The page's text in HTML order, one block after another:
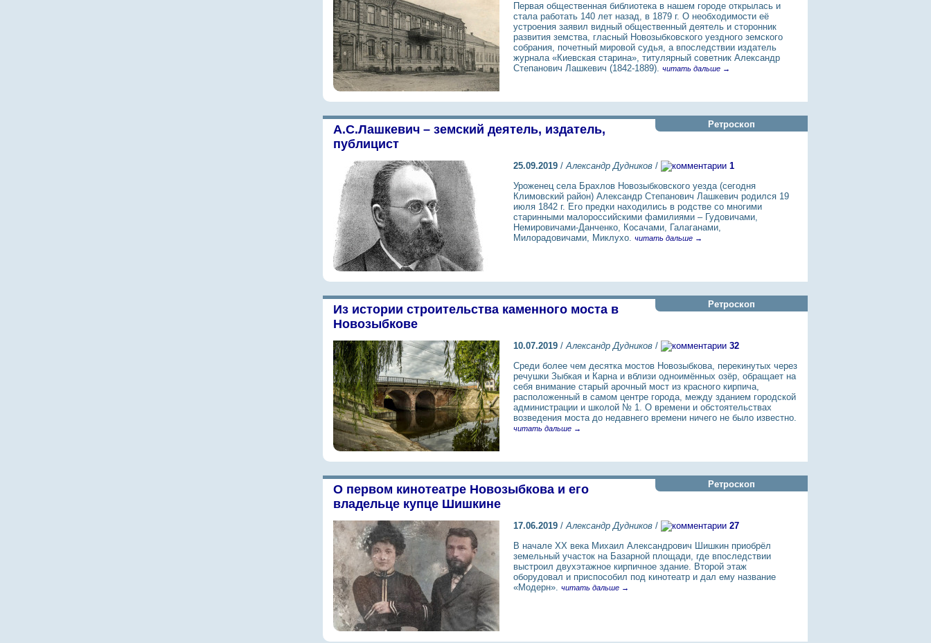
Первая общественная библиотека в нашем городе открылась и
стала работать 140 лет назад, в 1879 г. О необходимости её
устроения заявил видный общественный деятель и сторонник
развития земства, гласный Новозыбковского уездного земского
собрания, почетный мировой судья, а впоследствии издатель
журнала «Киевская старина», титулярный советник Александр
Степанович Лашкевич (1842-1889). читать дальше →
Ретроскоп
А.С.Лашкевич – земский деятель, издатель,
публицист
25.09.2019 /Александр Дудников /
1
Уроженец села Брахлов Новозыбковского уезда (сегодня
Климовский район) Александр Степанович Лашкевич родился 19
июля 1842 г. Его предки находились в родстве со многими
старинными малороссийскими фамилиями – Гудовичами,
Немировичами-Данченко, Косачами, Галаганами,
Милорадовичами, Миклухо. читать дальше →
Ретроскоп
Из истории строительства каменного моста в
Новозыбкове
10.07.2019 /Александр Дудников /
32
Среди более чем десятка мостов Новозыбкова, перекинутых через
речушки Зыбкая и Карна и вблизи одноимённых озёр, обращает на
себя внимание старый арочный мост из красного кирпича,
расположенный в самом центре города, между зданием городской
администрации и школой № 1. О времени и обстоятельствах
возведения моста до недавнего времени ничего не было известно.
читать дальше →
Ретроскоп
О первом кинотеатре Новозыбкова и его
владельце купце Шишкине
17.06.2019 /Александр Дудников /
27
В начале XX века Михаил Александрович Шишкин приобрёл
земельный участок на Базарной площади, где впоследствии
выстроил двухэтажное кирпичное здание. Второй этаж
оборудовал и приспособил под кинотеатр и дал ему название
«Модерн». читать дальше →